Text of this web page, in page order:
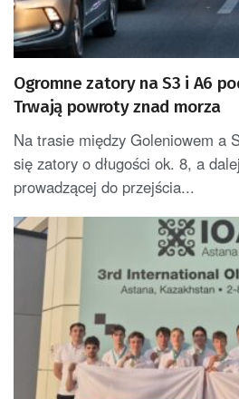
Ogromne zatory na S3 i A6
Trwają powroty znad morza
Na trasie między Goleniowem a
się zatory o długości ok. 8, a
prowadzącej do przejścia...